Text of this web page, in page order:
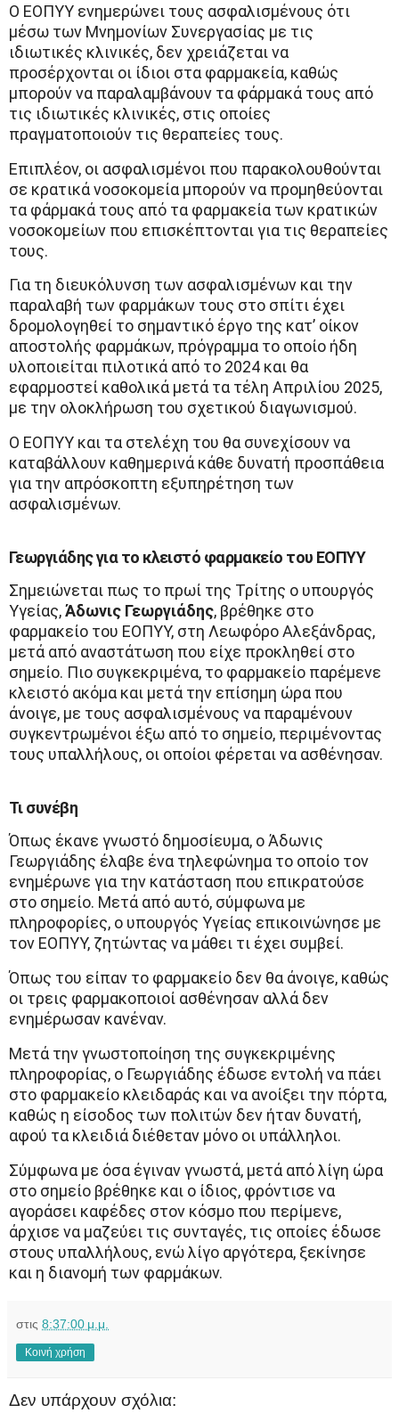
Ο ΕΟΠΥΥ ενημερώνει τους ασφαλισμένους ότι
μέσω των Μνημονίων Συνεργασίας με τις
ιδιωτικές κλινικές, δεν χρειάζεται να
προσέρχονται οι ίδιοι στα φαρμακεία, καθώς
μπορούν να παραλαμβάνουν τα φάρμακά τους από
τις ιδιωτικές κλινικές, στις οποίες
πραγματοποιούν τις θεραπείες τους.
Επιπλέον, οι ασφαλισμένοι που παρακολουθούνται
σε κρατικά νοσοκομεία μπορούν να προμηθεύονται
τα φάρμακά τους από τα φαρμακεία των κρατικών
νοσοκομείων που επισκέπτονται για τις θεραπείες
τους.
Για τη διευκόλυνση των ασφαλισμένων και την
παραλαβή των φαρμάκων τους στο σπίτι έχει
δρομολογηθεί το σημαντικό έργο της κατ’ οίκον
αποστολής φαρμάκων, πρόγραμμα το οποίο ήδη
υλοποιείται πιλοτικά από το 2024 και θα
εφαρμοστεί καθολικά μετά τα τέλη Απριλίου 2025,
με την ολοκλήρωση του σχετικού διαγωνισμού.
Ο ΕΟΠΥΥ και τα στελέχη του θα συνεχίσουν να
καταβάλλουν καθημερινά κάθε δυνατή προσπάθεια
για την απρόσκοπτη εξυπηρέτηση των
ασφαλισμένων.
Γεωργιάδης για το κλειστό φαρμακείο του ΕΟΠΥΥ
Σημειώνεται πως το πρωί της Τρίτης ο υπουργός
Υγείας,Άδωνις Γεωργιάδης, βρέθηκε στο
φαρμακείο του ΕΟΠΥΥ, στη Λεωφόρο Αλεξάνδρας,
μετά από αναστάτωση που είχε προκληθεί στο
σημείο. Πιο συγκεκριμένα, το φαρμακείο παρέμενε
κλειστό ακόμα και μετά την επίσημη ώρα που
άνοιγε, με τους ασφαλισμένους να παραμένουν
συγκεντρωμένοι έξω από το σημείο, περιμένοντας
τους υπαλλήλους, οι οποίοι φέρεται να ασθένησαν.
Τι συνέβη
Όπως έκανε γνωστό δημοσίευμα, ο Άδωνις
Γεωργιάδης έλαβε ένα τηλεφώνημα το οποίο τον
ενημέρωνε για την κατάσταση που επικρατούσε
στο σημείο. Μετά από αυτό, σύμφωνα με
πληροφορίες, ο υπουργός Υγείας επικοινώνησε με
τον ΕΟΠΥΥ, ζητώντας να μάθει τι έχει συμβεί.
Όπως του είπαν το φαρμακείο δεν θα άνοιγε, καθώς
οι τρεις φαρμακοποιοί ασθένησαν αλλά δεν
ενημέρωσαν κανέναν.
Μετά την γνωστοποίηση της συγκεκριμένης
πληροφορίας, ο Γεωργιάδης έδωσε εντολή να πάει
στο φαρμακείο κλειδαράς και να ανοίξει την πόρτα,
καθώς η είσοδος των πολιτών δεν ήταν δυνατή,
αφού τα κλειδιά διέθεταν μόνο οι υπάλληλοι.
Σύμφωνα με όσα έγιναν γνωστά, μετά από λίγη ώρα
στο σημείο βρέθηκε και ο ίδιος, φρόντισε να
αγοράσει καφέδες στον κόσμο που περίμενε,
άρχισε να μαζεύει τις συνταγές, τις οποίες έδωσε
στους υπαλλήλους, ενώ λίγο αργότερα, ξεκίνησε
και η διανομή των φαρμάκων.
στις 8:37:00 μ.μ.
Κοινή χρήση
Δεν υπάρχουν σχόλια: